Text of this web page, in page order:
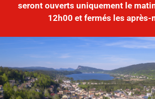
seront ouverts uniquement le
12h00 et fermés les après-